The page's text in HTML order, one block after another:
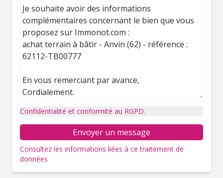
Confidentialité et conformité au RGPD.
Envoyer un message
Consultez les informations liées à ce traitement de
données